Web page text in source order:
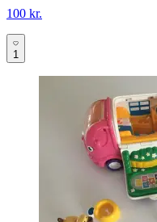
100 kr.
1